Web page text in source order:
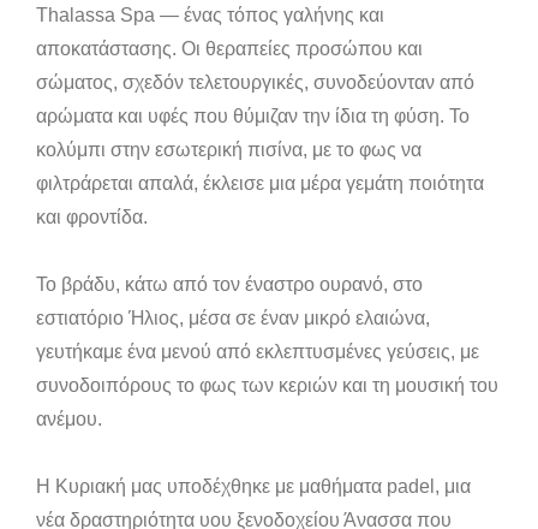
Thalassa Spa — ένας τόπος γαλήνης και
αποκατάστασης. Οι θεραπείες προσώπου και
σώματος, σχεδόν τελετουργικές, συνοδεύονταν από
αρώματα και υφές που θύμιζαν την ίδια τη φύση. Το
κολύμπι στην εσωτερική πισίνα, με το φως να
φιλτράρεται απαλά, έκλεισε μια μέρα γεμάτη ποιότητα
και φροντίδα.
Το βράδυ, κάτω από τον έναστρο ουρανό, στο
εστιατόριο Ήλιος, μέσα σε έναν μικρό ελαιώνα,
γευτήκαμε ένα μενού από εκλεπτυσμένες γεύσεις, με
συνοδοιπόρους το φως των κεριών και τη μουσική του
ανέμου.
Η Κυριακή μας υποδέχθηκε με μαθήματα padel, μια
νέα δραστηριότητα υου ξενοδοχείου Άνασσα που